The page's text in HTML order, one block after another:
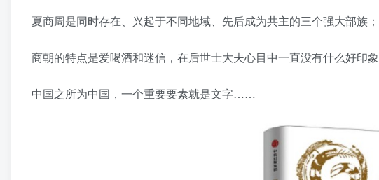
夏商周是同时存在、兴起于不同地域、先后成为共主的三个强大部族；
商朝的特点是爱喝酒和迷信，在后世士大夫心目中一直没有什么好印象
中国之所为中国，一个重要要素就是文字……